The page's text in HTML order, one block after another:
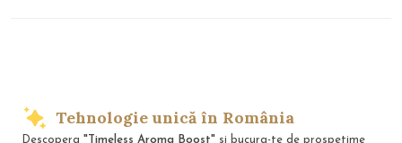
Tehnologie unică în România
Descopera "Timeless Aroma Boost" si bucura-te de prospetime